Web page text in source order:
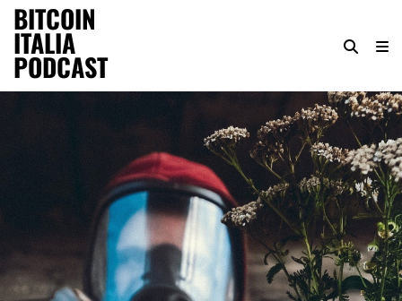
BITCOIN
ITALIA
PODCAST